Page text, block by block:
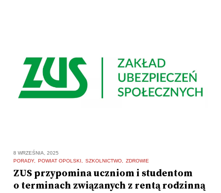
8 WRZEŚNIA, 2025
PORADY
POWIAT OPOLSKI SZKOLNICTWO ZDROWIE
ZUS przypomina uczniom i studentom
o terminach związanych z rentą rodzinną